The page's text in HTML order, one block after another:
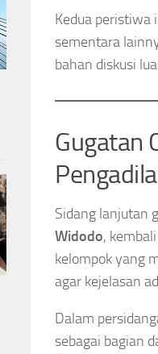
Kedua peristiwa
sementara
bahan diskusi
Gugatan
Sidang lanjutan
Widodo,
kelompok yang
agar kejelasan
Dalam
sebagai bagian